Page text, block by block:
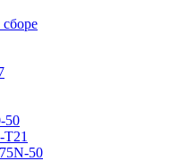
50
T21
50